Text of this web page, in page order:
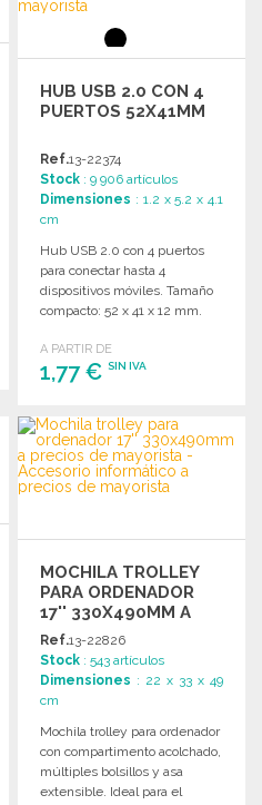
HUB USB 2.0 CON 4
PUERTOS 52X41MM
Ref.13-22374
Stock : 9 906 artículos
Dimensiones : 1.2 x 5.2 x 4.1
cm
Hub USB 2.0 con 4 puertos
para conectar hasta 4
dispositivos móviles. Tamaño
compacto: 52 x 41 x 12 mm.
A PARTIR DE
1,77 €SIN IVA
PEDIR
Solicitar un presupuesto
MOCHILA TROLLEY
PARA ORDENADOR
17'' 330X490MM A
PRECIOS DE
MAYORISTA
Ref.13-22826
Stock : 543 artículos
Dimensiones : 22 x 33 x 49
cm
Mochila trolley para ordenador
con compartimento acolchado,
múltiples bolsillos y asa
extensible. Ideal para el